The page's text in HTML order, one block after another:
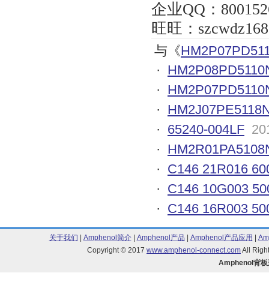
企业QQ ：
旺旺：
与《
·
·
·
· 65240-004LF
·
· C146 21R016
· C146 10G003
· C146 16R003
关于我们 Amphenol简介| Amphenol产品 Amphenol产品应用
Copyright © 2017 www.amphenol-connect.comAll
Amphenol背板